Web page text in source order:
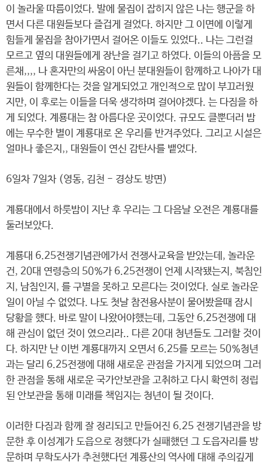
이 놀라울 따름이었다. 발에 물집이 잡히지 않은 나는 행군을 하
면서 다른 대원들보다 즐겁게 걸었다. 하지만 그 이면에 이렇게
힘들게 물집을 참아가면서 걸어온 이들도 있었다.. 나는 그런걸
모르고 옆의 대원들에게 장난을 걸기고 하였다. 이들의 아픔을 모
른채,,,, 나 혼자만의 싸움이 아닌 분대원들이 함께하고 나아가 대
원들이 함께한다는 것을 알게되었고 개인적으로 많이 부끄러웠
지만, 이 후로는 이들을 더욱 생각하며 걸어야겠다. 는 다짐을 하
게 되었다. 계룡대는 참 아름다운 곳이었다. 규모도 클뿐더러 밤
에는 무수한 별이 계룡대로 온 우리를 반겨주었다. 그리고 시설은
얼마나 좋은지,, 대원들이 연신 감탄사를 뱉었다.
6일차 7일차 (영동, 김천 - 경상도 방면)
계룡대에서 하룻밤이 지난 후 우리는 그 다음날 오전은 계룡대를
둘러보았다.
계룡대 6.25전쟁기념관에가서 전쟁사교육을 받았는데, 놀라운
건, 20대 연령층의 50%가 6.25전쟁이 언제 시작됐는지, 북침인
지, 남침인지, 를 구별을 못하고 모른다는 것이었다. 실로 놀라운
일이 아닐 수 없었다. 나도 첫날 참전용사분이 물어봤을때 잠시
당황을 했다. 바로 말이 나왔어야했는데, 그동안 6.25전쟁에 대
해 관심이 없던 것이 였으리라.. 다른 20대 청년들도 그러할 것이
다. 하지만 난 이번 계룡대까지 오면서 6.25를 모르는 50%청년
과는 달리 6.25전쟁에 대해 새로운 관점을 가지게 되었으며 그러
한 관점을 통해 새로운 국가안보관을 고취하고 다시 확연히 정립
된 안보관을 통해 미래를 책임지는 청년이 될 것이다.
이러한 다짐과 함께 잘 정리되고 만들어진 6.25 전쟁기념관을 방
문한 후 이성계가 도읍으로 정했다가 실패했던 그 도읍자리를 방
문하며 무학도사가 추천했다던 계룡산의 역사에 대해 주의깊게